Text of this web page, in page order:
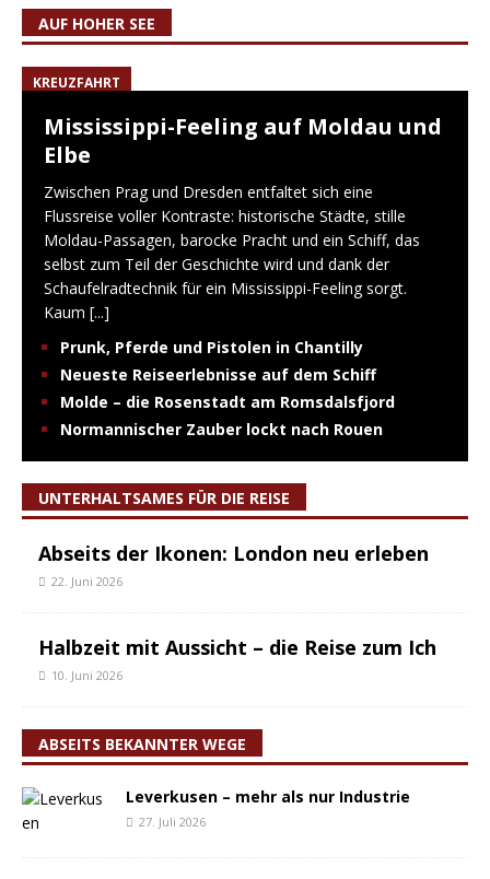
AUF HOHER SEE
KREUZFAHRT
Mississippi-Feeling auf Moldau und
Elbe
Zwischen Prag und Dresden entfaltet sich eine
Flussreise voller Kontraste: historische Städte, stille
Moldau-Passagen, barocke Pracht und ein Schiff, das
selbst zum Teil der Geschichte wird und dank der
Schaufelradtechnik für ein Mississippi-Feeling sorgt.
Kaum [...]
Prunk, Pferde und Pistolen in Chantilly
Neueste Reiseerlebnisse auf dem Schiff
Molde – die Rosenstadt am Romsdalsfjord
Normannischer Zauber lockt nach Rouen
UNTERHALTSAMES FÜR DIE REISE
Abseits der Ikonen: London neu erleben
22. Juni 2026
Halbzeit mit Aussicht – die Reise zum Ich
10. Juni 2026
ABSEITS BEKANNTER WEGE
Leverkusen – mehr als nur Industrie
27. Juli 2026